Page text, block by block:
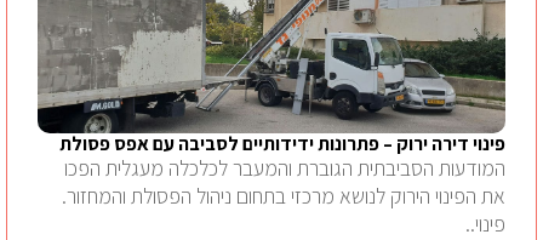
פינוי דירה ירוק – פתרונות ידידותיים לסביבה עם אפס פסולת
המודעות הסביבתית הגוברת והמעבר לכלכלה מעגלית הפכו
את הפינוי הירוק לנושא מרכזי בתחום ניהול הפסולת והמחזור.
פינוי..